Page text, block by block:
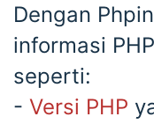
Dengan
informasi
seperti:
- Versi PHP